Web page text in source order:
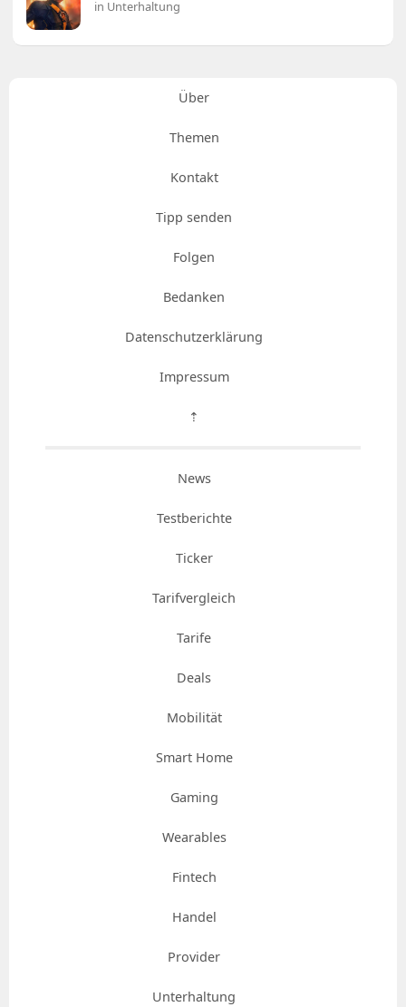
in Unterhaltung
Über
Themen
Kontakt
Tipp senden
Folgen
Bedanken
Datenschutzerklärung
Impressum
⇡
News
Testberichte
Ticker
Tarifvergleich
Tarife
Deals
Mobilität
Smart Home
Gaming
Wearables
Fintech
Handel
Provider
Unterhaltung